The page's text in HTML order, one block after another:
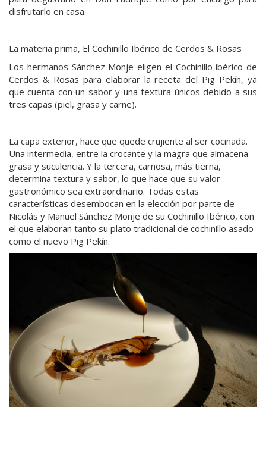
disfrutarlo en casa.
La materia prima, El Cochinillo Ibérico de Cerdos & Rosas
Los hermanos Sánchez Monje eligen el Cochinillo ibérico de
Cerdos & Rosas para elaborar la receta del Pig Pekín, ya
que cuenta con un sabor y una textura únicos debido a sus
tres capas (piel, grasa y carne).
La capa exterior, hace que quede crujiente al ser cocinada.
Una intermedia, entre la crocante y la magra que almacena
grasa y suculencia. Y la tercera, carnosa, más tierna,
determina textura y sabor, lo que hace que su valor
gastronómico sea extraordinario. Todas estas
características desembocan en la elección por parte de
Nicolás y Manuel Sánchez Monje de su Cochinillo Ibérico, con
el que elaboran tanto su plato tradicional de cochinillo asado
como el nuevo Pig Pekín.